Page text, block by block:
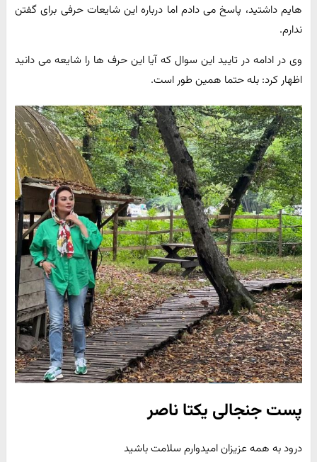
هایم داشتید، پاسخ می دادم اما درباره این شایعات حرفی برای گفتن
ندارم.
وی در ادامه در تایید این سوال که آیا این حرف ها را شایعه می دانید
اظهار کرد: بله حتما همین طور است.
پست جنجالی یکتا ناصر
درود به همه عزیزان امیدوارم سلامت باشید